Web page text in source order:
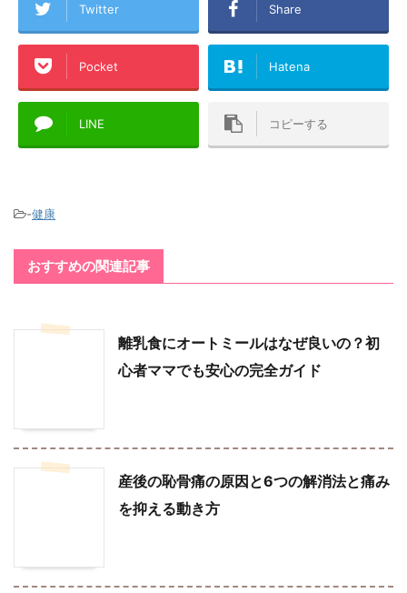
Twitter Share
Pocket Hatena
LINE コピーする
-健康
おすすめの関連記事
離乳食にオートミールはなぜ良いの？初
心者ママでも安心の完全ガイド
産後の恥骨痛の原因と6つの解消法と痛み
を抑える動き方